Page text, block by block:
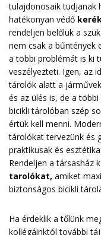
tulajdonosaik tudjanak
hatékonyan védő
rendeljen belőlük a
nem csak a bűntények
a többi problémát is ki
veszélyezteti. Igen, az
tárolók alatt a
és az ülés is, de a
bicikli tárolóban szép
értük kell menni.
tárolókat tervezünk és
praktikusak és
Rendeljen a társasház
tarolókat, amiket
biztonságos bicikli
Ha érdeklik a tőlünk
kollégáinktól további